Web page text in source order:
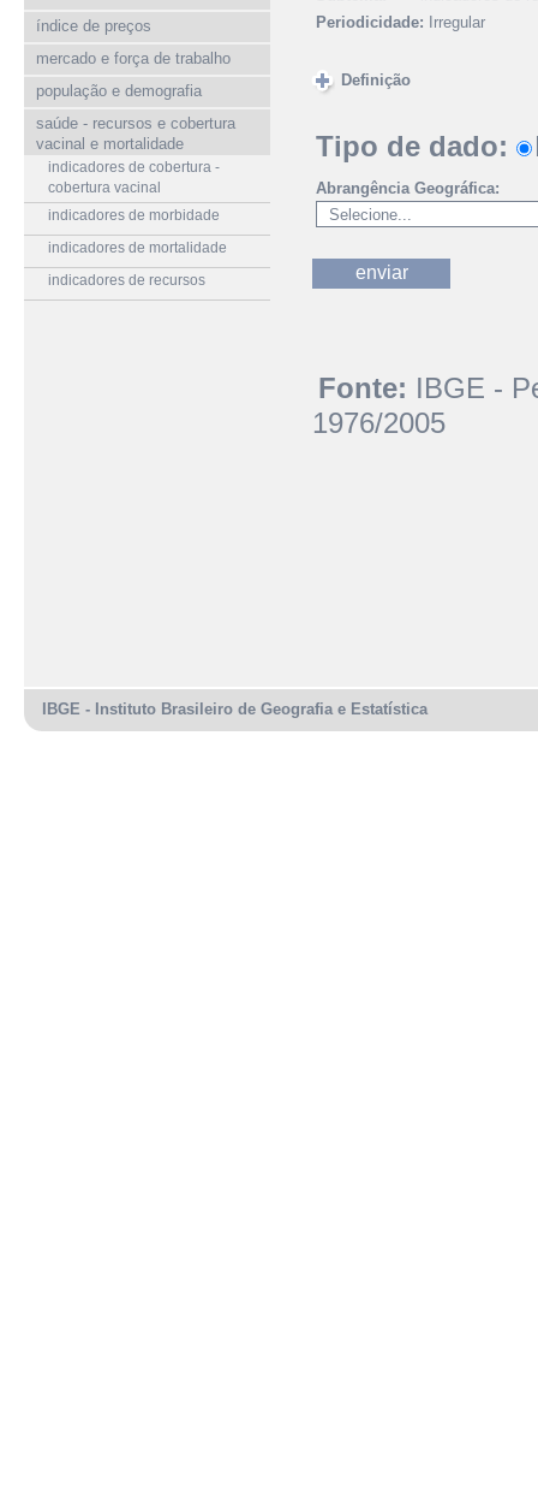
índice de preços
mercado e força de trabalho
população e demografia
saúde - recursos e cobertura
vacinal e mortalidade
indicadores de cobertura -
cobertura vacinal
indicadores de morbidade
indicadores de mortalidade
indicadores de recursos
Periodicidade:
Irregular
Definição
Tipo de dado:
Abrangência Geográfica:
Fonte: IBGE -
1976/2005
IBGE - Instituto Brasileiro de Geografia e Estatística